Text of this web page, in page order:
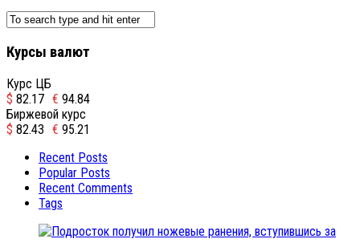
Курсы валют
Курс ЦБ
$ 82.17 € 94.84
Биржевой курс
$ 82.43 € 95.21
Recent Posts
Popular Posts
Recent Comments
Tags